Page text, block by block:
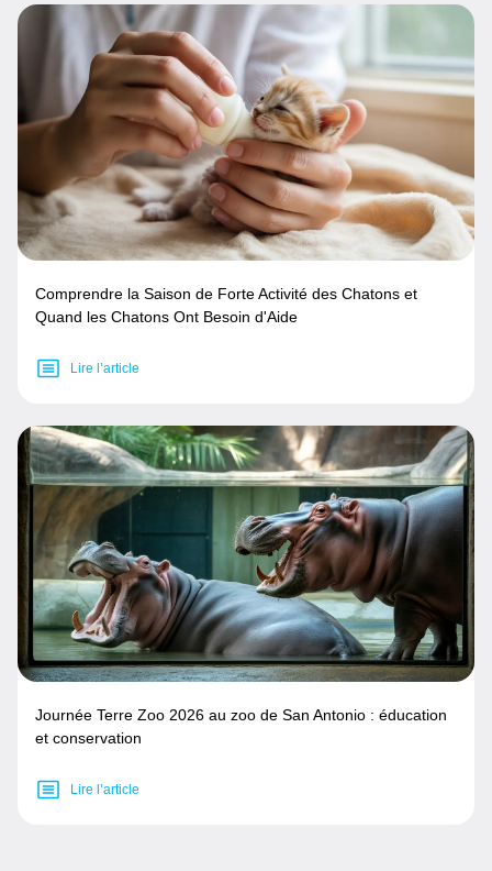
Comprendre la Saison de Forte Activité des Chatons et
Quand les Chatons Ont Besoin d'Aide
Lire l’article
Journée Terre Zoo 2026 au zoo de San Antonio : éducation
et conservation
Lire l’article